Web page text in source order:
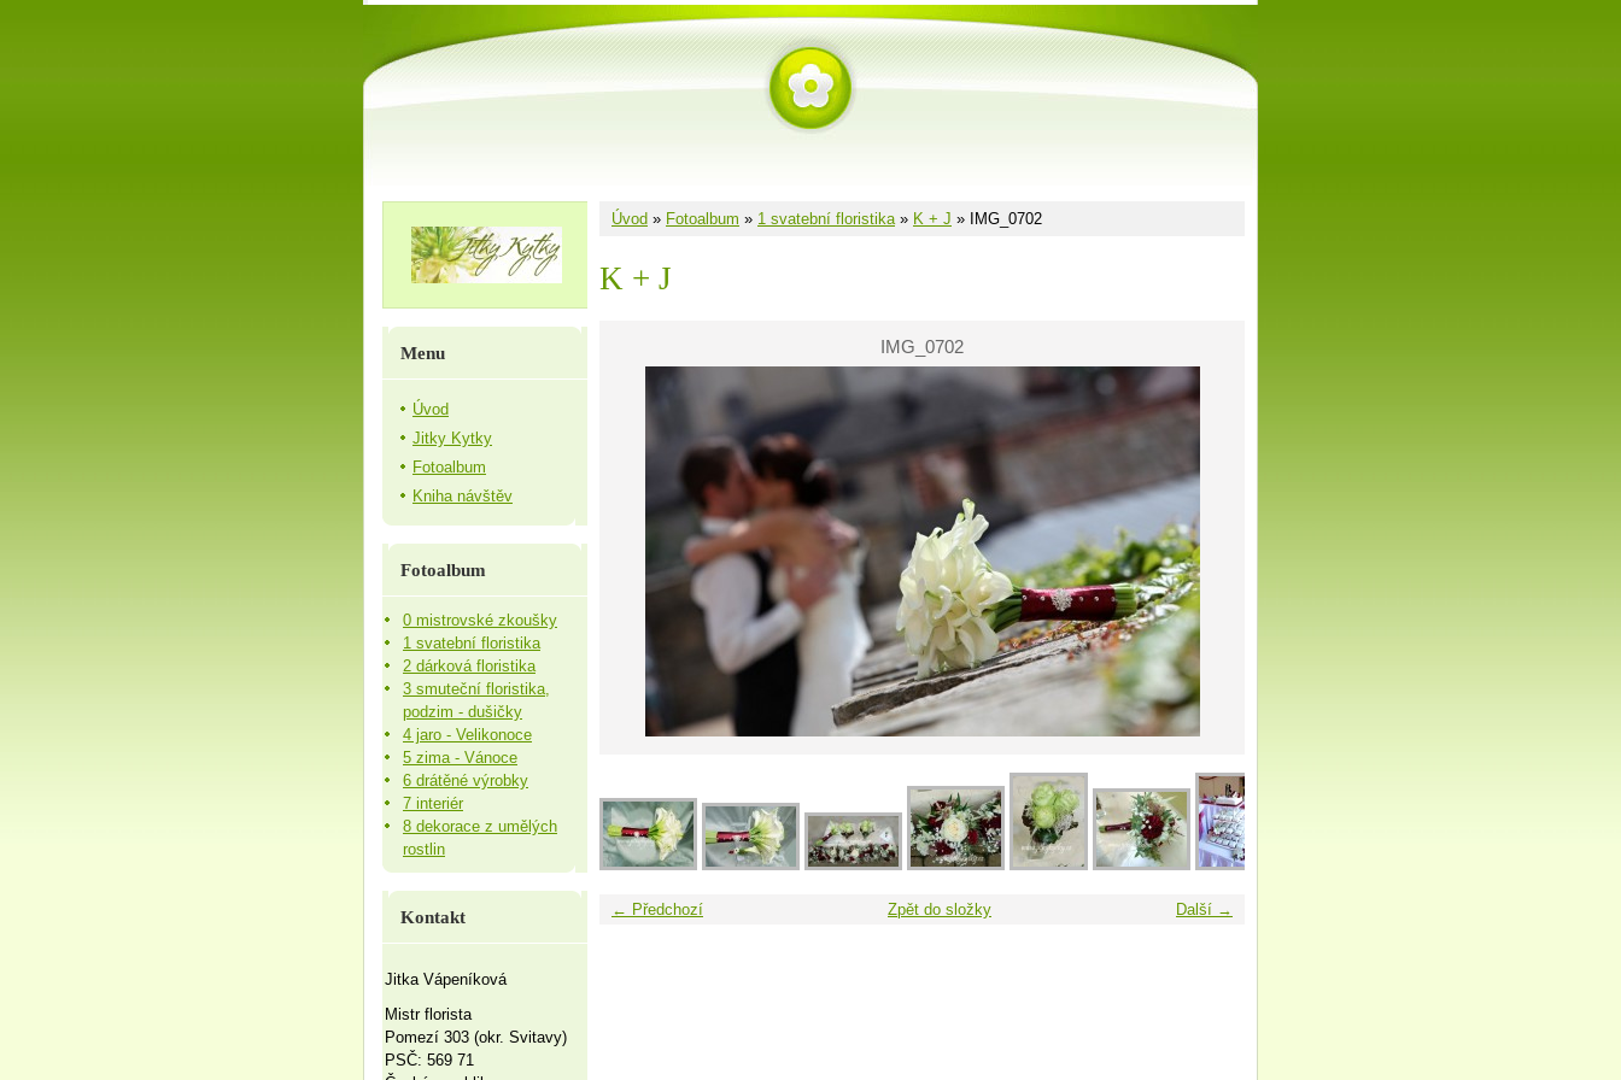
Úvod » Fotoalbum » 1 svatební floristika» K + J » IMG_0702
K + J
IMG_0702
← Předchozí Další →
Zpět do složky
Menu
Úvod
Jitky Kytky
Fotoalbum
Kniha návštěv
Fotoalbum
0 mistrovské zkoušky
1 svatební floristika
2 dárková floristika
3 smuteční floristika,
podzim - dušičky
4 jaro - Velikonoce
5 zima - Vánoce
6 drátěné výrobky
7 interiér
8 dekorace z umělých
rostlin
Kontakt
Jitka Vápeníková
Mistr florista
Pomezí 303 (okr. Svitavy)
PSČ: 569 71